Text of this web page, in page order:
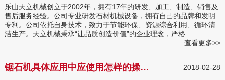
乐山天立机械创立于2002年，拥有17年的研发、加工、制造、销售及
售后服务经验。公司专业研发石材机械设备，拥有自己的品牌和发明
专利。公司依托自身技术，致力于节能环保、资源综合利用、循环清
洁生产。天立机械秉承“让品质创造价值”的企业理念，严格
查看更多>>
2018-02-28
锯石机具体应用中应使用怎样的操作模式